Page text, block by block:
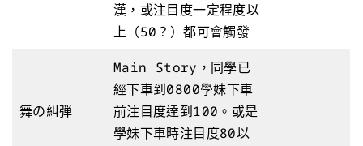
漢，或注目度一定程度以
上（50？）都可會觸發
舞の糾弾
Main Story，同學已
經下車到0800學妹下車
前注目度達到100。或是
學妹下車時注目度80以